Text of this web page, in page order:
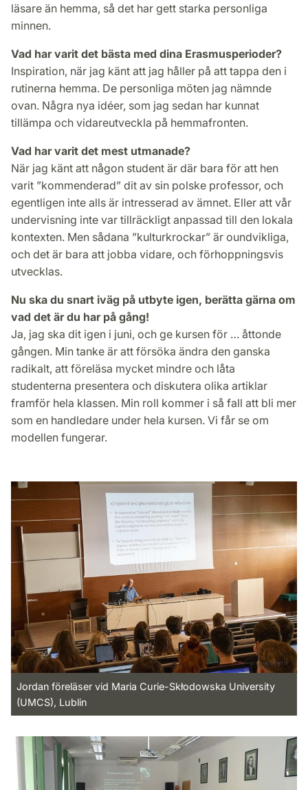
läsare än hemma, så det har gett starka personliga
minnen.
Vad har varit det bästa med dina Erasmusperioder?
Inspiration, när jag känt att jag håller på att tappa den i
rutinerna hemma. De personliga möten jag nämnde
ovan. Några nya idéer, som jag sedan har kunnat
tillämpa och vidareutveckla på hemmafronten.
Vad har varit det mest utmanade?
När jag känt att någon student är där bara för att hen
varit ”kommenderad” dit av sin polske professor, och
egentligen inte alls är intresserad av ämnet. Eller att vår
undervisning inte var tillräckligt anpassad till den lokala
kontexten. Men sådana ”kulturkrockar” är oundvikliga,
och det är bara att jobba vidare, och förhoppnings­vis
utvecklas.
Nu ska du snart iväg på utbyte igen, berätta gärna om
vad det är du har på gång!
Ja, jag ska dit igen i juni, och ge kursen för … åttonde
gången. Min tanke är att försöka ändra den ganska
radikalt, att föreläsa mycket mindre och låta
studenterna presentera och diskutera olika artiklar
framför hela klassen. Min roll kommer i så fall att bli mer
som en handledare under hela kursen. Vi får se om
modellen fungerar.
Jordan föreläser vid Maria Curie-Skłodowska University
(UMCS), Lublin